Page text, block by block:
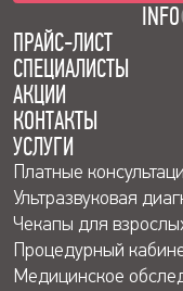
INFO
ПРАЙС-ЛИСТ
СПЕЦИАЛИСТЫ
АКЦИИ
КОНТАКТЫ
УСЛУГИ
Платные
Ультразвуковая
Чекапы для
Процедурный
Медицинское